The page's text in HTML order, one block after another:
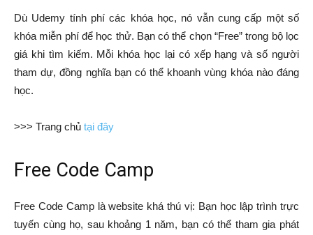
Dù Udemy tính phí các khóa học, nó vẫn cung cấp một số
khóa miễn phí để học thử. Bạn có thể chọn “Free” trong bộ lọc
giá khi tìm kiếm. Mỗi khóa học lại có xếp hạng và số người
tham dự, đồng nghĩa bạn có thể khoanh vùng khóa nào đáng
học.
>>> Trang chủ tại đây
Free Code Camp
Free Code Camp là website khá thú vị: Bạn học lập trình trực
tuyến cùng họ, sau khoảng 1 năm, bạn có thể tham gia phát